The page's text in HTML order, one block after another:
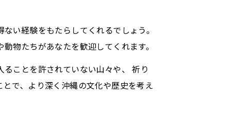
い経験をもたらしてくれるでしょう。
物たちがあなたを歓迎してくれます。
ことを許されていない山々や、 祈り
で、より深く沖縄の文化や歴史を考え